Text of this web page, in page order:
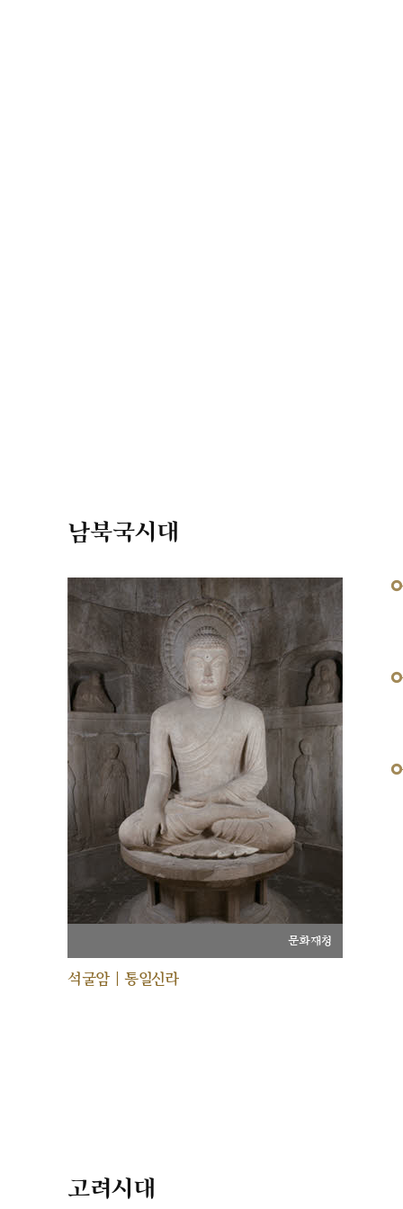
남북국시대
문화재청
석굴암 | 통일신라
고려시대